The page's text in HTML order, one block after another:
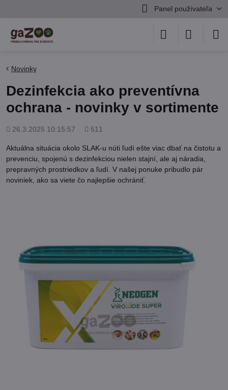
Panel používateľa
Novinky
Dezinfekcia ako preventívna
ochrana - novinky v sortimente
Pridané
26.3.2025 10:15:57
Počet
511
Aktuálna situácia okolo SLAK-u núti ľudí ešte viac dbať na čistotu a
prevenciu, spojenú s dezinfekciou nielen stajní, ale aj náradia,
prepravných prostriedkov a ľudí. V našej ponuke pribudlo pár
noviniek, ako sa viete čo najlepšie ochrániť.